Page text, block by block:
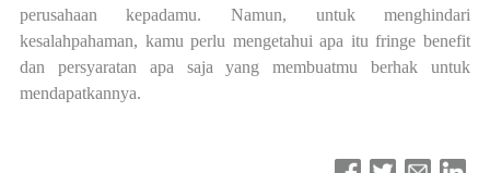
perusahaan kepadamu. Namun, untuk menghindari
kesalahpahaman, kamu perlu mengetahui apa itu fringe benefit
dan persyaratan apa saja yang membuatmu berhak untuk
mendapatkannya.